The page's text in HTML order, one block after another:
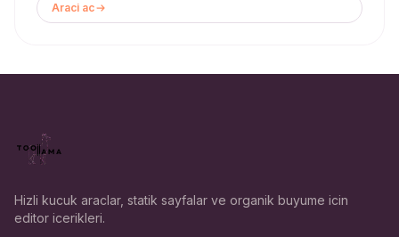
Araci ac
Hizli kucuk araclar, statik sayfalar ve organik buyume icin
editor icerikleri.